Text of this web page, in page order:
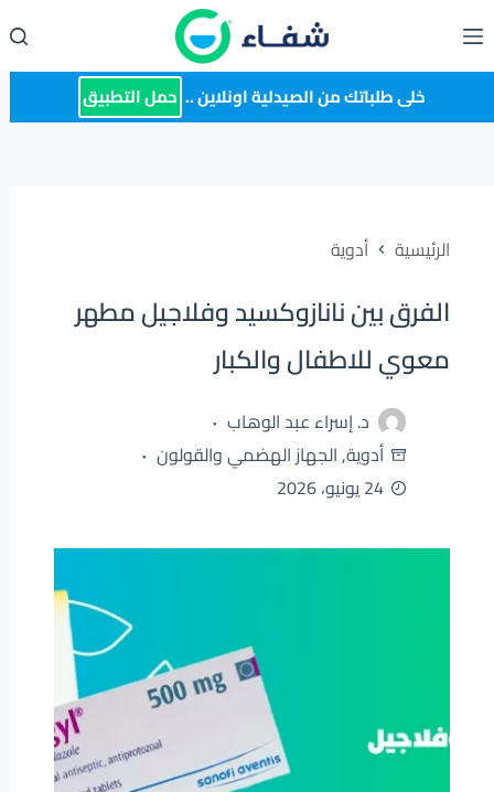
إلى
المحتوى خلى طلباتك من الصيدلية اونلاين .. حمل التطبيق
الرئيسية أدوية
الفرق بين نانازوكسيد وفلاجيل مطهر
معوي للاطفال والكبار
د. إسراء عبد الوهاب
أدوية,الجهاز الهضمي والقولون
24 يونيو، 2026